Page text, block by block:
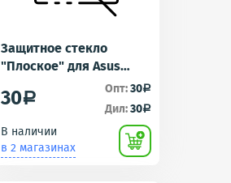
Защитное стекло
"Плоское" для Asus
ZE620KL (ZenFone 5)
30a Опт:30a
Дил:30a
В наличии
в 2 магазинах